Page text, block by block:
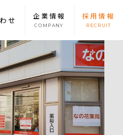
せ 企業情報
COMPANY
採用情報
RECRUIT